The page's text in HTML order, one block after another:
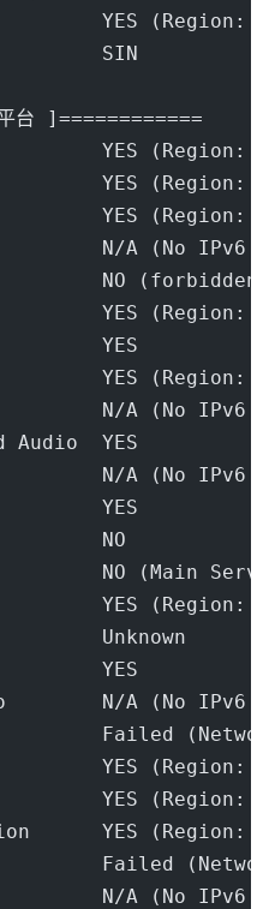
YES (Region:
SIN
台 ]============
YES (Region:
YES (Region:
YES (Region:
N/A (No IPv6
NO (forbidden-
YES (Region:
YES
YES (Region:
N/A (No IPv6
Audio  YES
N/A (No IPv6
YES
NO
NO (Main
YES (Region:
Unknown
YES
N/A (No IPv6
Failed (Network
YES (Region:
YES (Region:
YES (Region:
Failed (Network
N/A (No IPv6